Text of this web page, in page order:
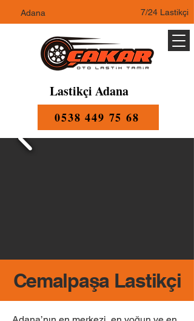
Adana 7/24 Lastikçi
Lastikçi Adana
0538 449 75 68
Cemalpaşa Lastikçi